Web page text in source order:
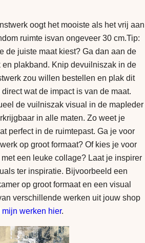
oogt het mooiste als het vrij aan
ruimte isvan ongeveer 30 cm.Tip:
de juiste maat kiest? Ga dan aan de
plakband. Knip devuilniszak in de
zou willen bestellen en plak dit
wat de impact is van de maat.
de vuilniszak visual in de mapIeder
in alle maten. Zo weet je
perfect in de ruimtepast. Ga je voor
op groot formaat? Of kies je voor
een leuke collage? Laat je inspirer
ter inspiratie. Bijvoorbeeld een
op groot formaat en een visual
verschillende werken uit jouw shop
mijn werken hier.